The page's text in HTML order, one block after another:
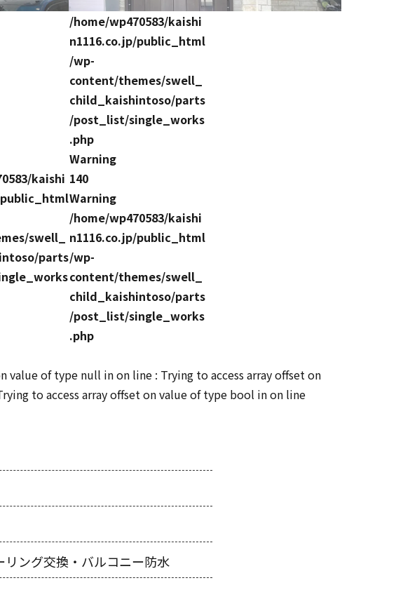
/home/wp470583/kaishi
n1116.co.jp/public_html
/wp-
content/themes/swell_
child_kaishintoso/parts
/post_list/single_works
.php
Warning
kaishi
swell_
parts
140
Warning
/home/wp470583/kaishi
n1116.co.jp/public_html
/wp-
content/themes/swell_
child_kaishintoso/parts
/post_list/single_works
.php
value of type null inon line : Trying to access array offset on
to access array offset on value of type bool inon line
ング交換・バルコニー防水